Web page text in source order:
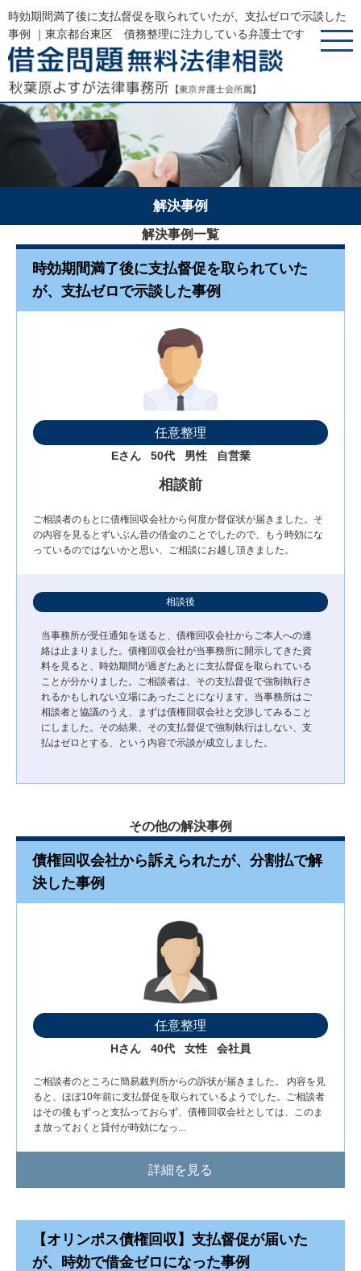
時効期間満了後に支払督促を取られていたが、支払ゼロで示談した
事例 ｜東京都台東区 債務整理に注力している弁護士です
解決事例
解決事例一覧
時効期間満了後に支払督促を取られていた
が、支払ゼロで示談した事例
任意整理
Eさん 50代 男性 自営業
相談前
ご相談者のもとに債権回収会社から何度か督促状が届きました。そ
の内容を見るとずいぶん昔の借金のことでしたので、もう時効にな
っているのではないかと思い、ご相談にお越し頂きました。
相談後
当事務所が受任通知を送ると、債権回収会社からご本人への連
絡は止まりました。債権回収会社が当事務所に開示してきた資
料を見ると、時効期間が過ぎたあとに支払督促を取られている
ことが分かりました。ご相談者は、その支払督促で強制執行さ
れるかもしれない立場にあったことになります。当事務所はご
相談者と協議のうえ、まずは債権回収会社と交渉してみること
にしました。その結果、その支払督促で強制執行はしない、支
払はゼロとする、という内容で示談が成立しました。
その他の解決事例
債権回収会社から訴えられたが、分割払で解
決した事例
任意整理
Hさん 40代 女性 会社員
ご相談者のところに簡易裁判所からの訴状が届きました。 内容を見
ると、ほぼ10年前に支払督促を取られているようでした。ご相談者
はその後もずっと支払っておらず、債権回収会社としては、このま
ま放っておくと貸付が時効になっ...
詳細を見る
【オリンポス債権回収】支払督促が届いた
が、時効で借金ゼロになった事例